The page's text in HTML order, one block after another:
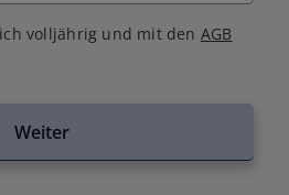
volljährig und mit den AGB
Weiter